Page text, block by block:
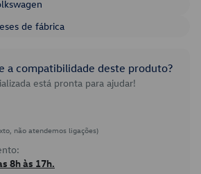
de fábrica
a compatibilidade deste produto?
está pronta para ajudar!
não atendemos ligações)
8h às 17h.